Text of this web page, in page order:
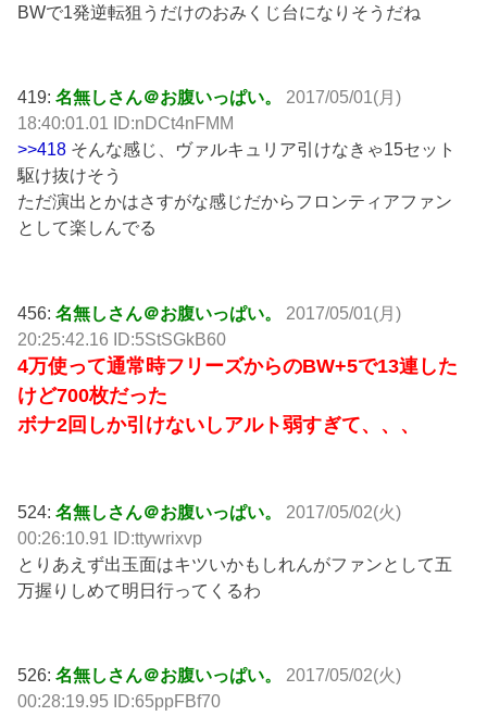
BWで1発逆転狙うだけのおみくじ台になりそうだね
419:名無しさん＠お腹いっぱい。
2017/05/01(月)
18:40:01.01 ID:nDCt4nFMM
>>418 そんな感じ、ヴァルキュリア引けなきゃ15セット
駆け抜けそう
ただ演出とかはさすがな感じだからフロンティアファン
として楽しんでる
456:名無しさん＠お腹いっぱい。
2017/05/01(月)
20:25:42.16 ID:5StSGkB60
4万使って通常時フリーズからのBW+5で13連した
けど700枚だった
ボナ2回しか引けないしアルト弱すぎて、、、
524:名無しさん＠お腹いっぱい。
2017/05/02(火)
00:26:10.91 ID:ttywrixvp
とりあえず出玉面はキツいかもしれんがファンとして五
万握りしめて明日行ってくるわ
526:名無しさん＠お腹いっぱい。
2017/05/02(火)
00:28:19.95 ID:65ppFBf70